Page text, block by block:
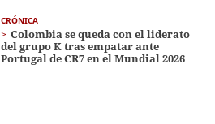
CRÓNICA
Colombia se queda con el liderato
del grupo K tras empatar ante
Portugal de CR7 en el Mundial 2026